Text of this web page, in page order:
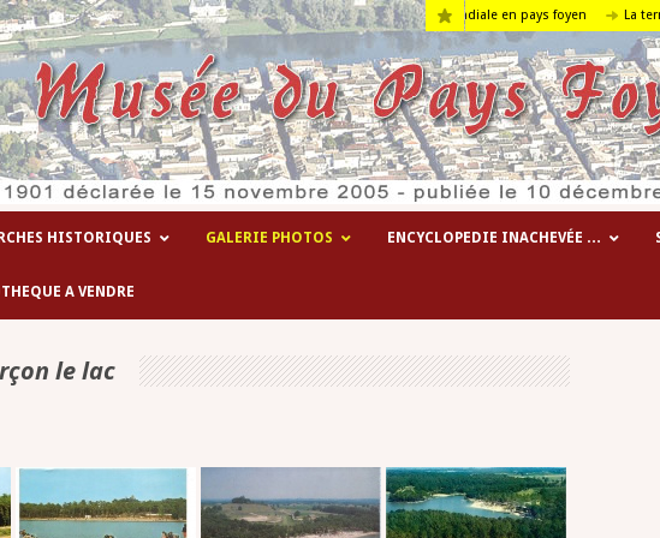
Les hôpitaux temporaires de la 1° guerre mondiale en pays foyen La terre….
HISTORIQUES GALERIE PHOTOS ENCYCLOPEDIE INACHEVÉE …
A VENDRE
le lac